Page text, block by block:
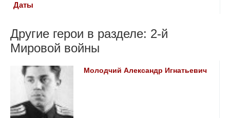
Даты
Другие герои в разделе: 2-й
Мировой войны
Молодчий Александр Игнатьевич